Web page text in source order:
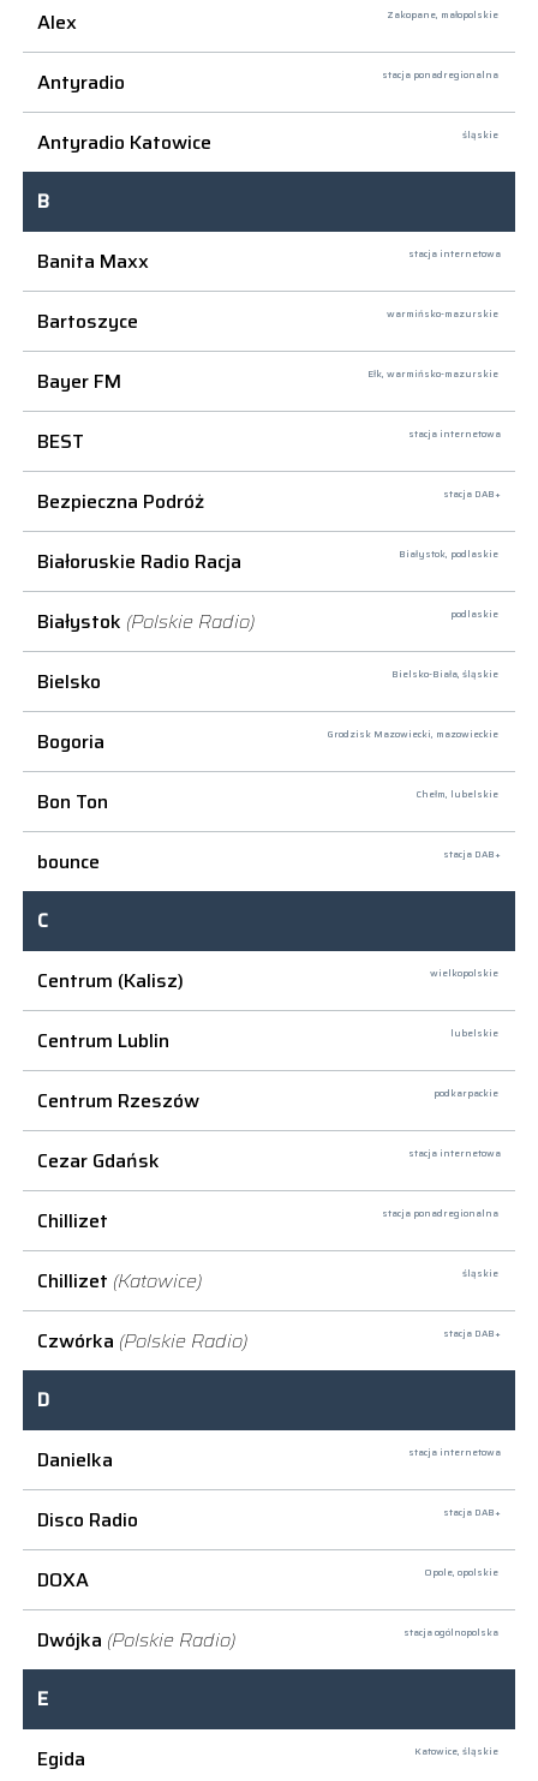
Alex Zakopane, małopolskie
Antyradio stacja ponadregionalna
Antyradio Katowice śląskie
B
Banita Maxx
stacja internetowa
Bartoszyce warmińsko-mazurskie
Bayer FM Ełk, warmińsko-mazurskie
BEST stacja internetowa
Bezpieczna Podróż stacja DAB+
Białoruskie Radio Racja Białystok, podlaskie
Białystok (Polskie Radio) podlaskie
Bielsko Bielsko-Biała, śląskie
Bogoria Grodzisk Mazowiecki, mazowieckie
Bon Ton Chełm, lubelskie
bounce stacja DAB+
C
Centrum (Kalisz)
wielkopolskie
Centrum Lublin lubelskie
Centrum Rzeszów podkarpackie
Cezar Gdańsk stacja internetowa
Chillizet stacja ponadregionalna
Chillizet (Katowice) śląskie
Czwórka (Polskie Radio) stacja DAB+
D
Danielka
stacja internetowa
Disco Radio stacja DAB+
DOXA Opole, opolskie
Dwójka (Polskie Radio) stacja ogólnopolska
E
Egida
Katowice, śląskie